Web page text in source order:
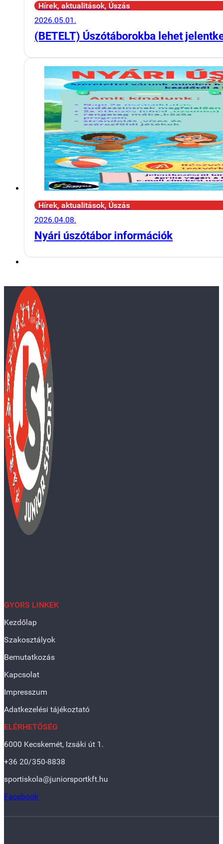
Hírek, aktualitások, Úszás
2026.05.01.
(BETELT) Úszótáborokba lehet
Hírek, aktualitások, Úszás
2026.04.08.
Nyári úszótábor információk
GYORS LINKEK
Kezdőlap
Szakosztályok
Bemutatkozás
Kapcsolat
Impresszum
Adatkezelési tájékoztató
ELÉRHETŐSÉG
6000 Kecskemét, Izsáki út 1.
+36 20/350-8838
sportiskola@juniorsportkft.hu
Facebook